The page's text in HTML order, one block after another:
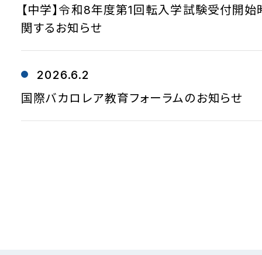
【中学】令和8年度第1回転入学試験受付開
関するお知らせ
2026.6.2
国際バカロレア教育フォーラムのお知らせ